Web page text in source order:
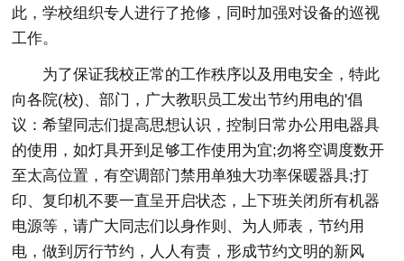
此，学校组织专人进行了抢修，同时加强对设备的巡视
工作。
为了保证我校正常的工作秩序以及用电安全，特此
向各院(校)、部门，广大教职员工发出节约用电的'倡
议：希望同志们提高思想认识，控制日常办公用电器具
的使用，如灯具开到足够工作使用为宜;勿将空调度数开
至太高位置，有空调部门禁用单独大功率保暖器具;打
印、复印机不要一直呈开启状态，上下班关闭所有机器
电源等，请广大同志们以身作则、为人师表，节约用
电，做到厉行节约，人人有责，形成节约文明的新风